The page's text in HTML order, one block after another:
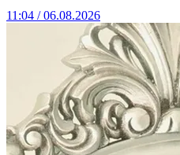
11:04 / 06.08.2026